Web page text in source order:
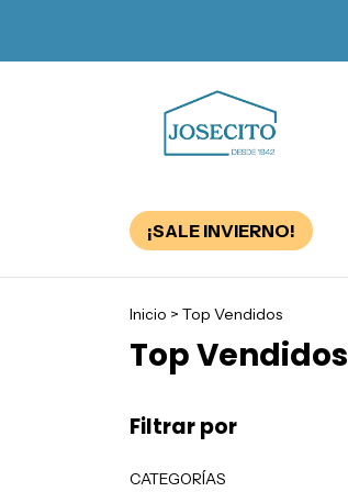
¡SALE INVIERNO!
Inicio > Top Vendidos
Top Vendidos
Filtrar por
CATEGORÍAS